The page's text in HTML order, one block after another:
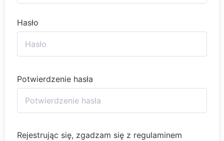
Hasło
Potwierdzenie hasła
Rejestrując się, zgadzam się z regulaminem